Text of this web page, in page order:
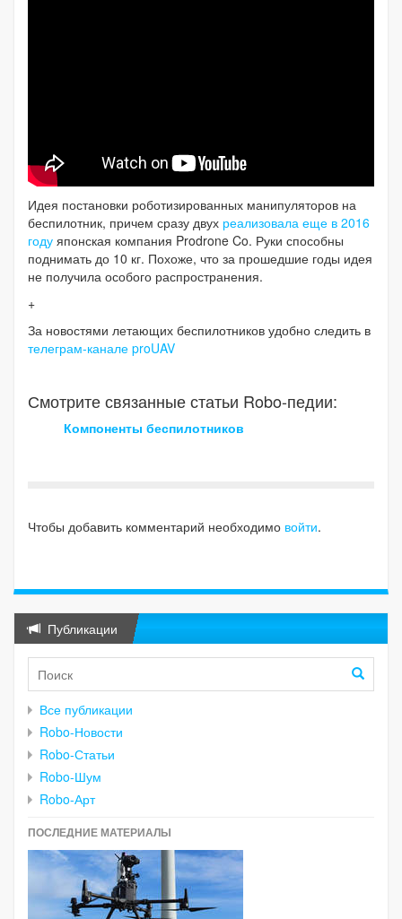
Идея постановки роботизированных манипуляторов на
беспилотник, причем сразу двух реализовала еще в 2016
году японская компания Prodrone Co. Руки способны
поднимать до 10 кг. Похоже, что за прошедшие годы идея
не получила особого распространения.
+
За новостями летающих беспилотников удобно следить в
телеграм-канале proUAV
Смотрите связанные статьи Robo-педии:
Компоненты беспилотников
Чтобы добавить комментарий необходимо войти.
Публикации
Все публикации
Robo-Новости
Robo-Статьи
Robo-Шум
Robo-Арт
ПОСЛЕДНИЕ МАТЕРИАЛЫ